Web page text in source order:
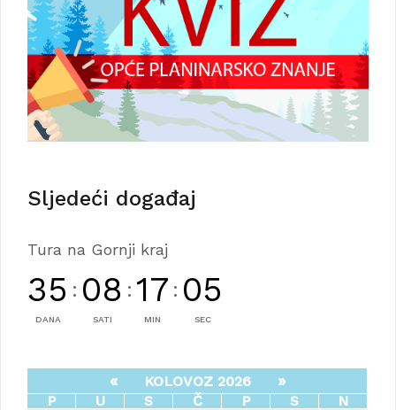
Sljedeći događaj
Tura na Gornji kraj
35
DANA
: 08
SATI
: 17
MIN
: 04
SEC
« KOLOVOZ 2026 »
P U S Č P S
N